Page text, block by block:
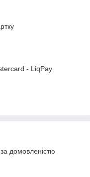
- LiqPay
домовленістю